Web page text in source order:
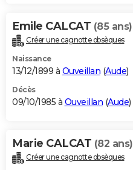
Emile CALCAT (85 ans)
Créer une cagnotte obsèques
Naissance
13/12/1899 à Ouveillan (Aude)
Décès
09/10/1985 à Ouveillan (Aude)
Marie CALCAT (82 ans)
Créer une cagnotte obsèques